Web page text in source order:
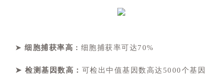
➤ 细胞捕获率高 ： 细胞捕获率可达70%
➤ 检测基因数高： 可检出中值基因数高达5000个基因